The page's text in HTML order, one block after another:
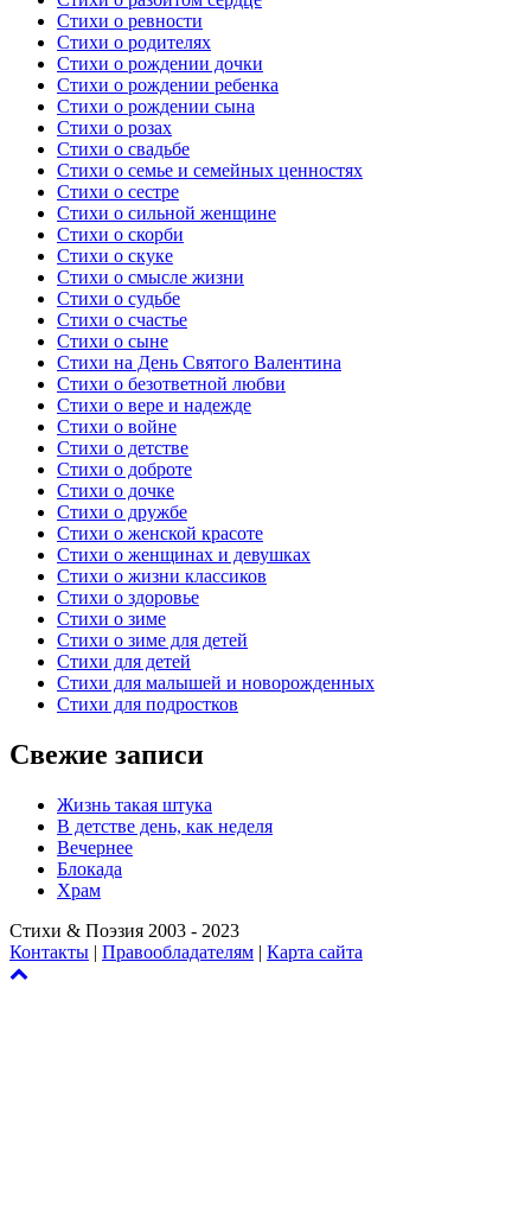
Стихи о ревности
Стихи о родителях
Стихи о рождении дочки
Стихи о рождении ребенка
Стихи о рождении сына
Стихи о розах
Стихи о свадьбе
Стихи о семье и семейных ценностях
Стихи о сестре
Стихи о сильной женщине
Стихи о скорби
Стихи о скуке
Стихи о смысле жизни
Стихи о судьбе
Стихи о счастье
Стихи о сыне
Стихи на День Святого Валентина
Стихи о безответной любви
Стихи о вере и надежде
Стихи о войне
Стихи о детстве
Стихи о доброте
Стихи о дочке
Стихи о дружбе
Стихи о женской красоте
Стихи о женщинах и девушках
Стихи о жизни классиков
Стихи о здоровье
Стихи о зиме
Стихи о зиме для детей
Стихи для детей
Стихи для малышей и новорожденных
Стихи для подростков
Свежие записи
Жизнь такая штука
В детстве день, как неделя
Вечернее
Блокада
Храм
Стихи & Поэзия 2003 - 2023
Контакты | Правообладателям | Карта сайта